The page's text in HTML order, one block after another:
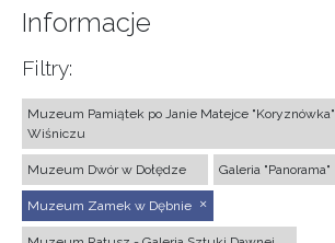
Informacje
Filtry:
Muzeum Pamiątek po Janie Matejce
Wiśniczu
Muzeum Dwór w Dołędze Galeria "Panorama"
Muzeum Zamek w Dębnie